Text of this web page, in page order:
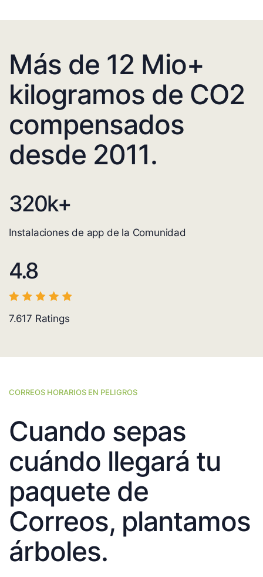
Más de 12 Mio+
kilogramos de CO2
compensados
desde 2011.
320k+
Instalaciones de app de la Comunidad
4.8
7.617 Ratings
CORREOS HORARIOS EN PELIGROS
Cuando sepas
cuándo llegará tu
paquete de
Correos, plantamos
árboles.